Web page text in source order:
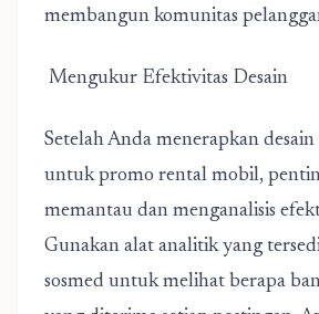
membangun komunitas
Mengukur Efektivitas Desain
Setelah Anda menerapkan
untuk promo rental mobil,
memantau dan menganalisis
Gunakan alat analitik yang
sosmed untuk melihat berapa